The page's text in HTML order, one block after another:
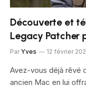
Découverte et
Legacy Patcher
Par Yves 12 février
Avez-vous déjà rêvé
ancien Mac en lui